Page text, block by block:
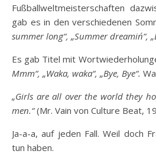
Fußballweltmeisterschaften
gab es in den verschiedenen
summer long“, „Summer dreamin´“,
Es gab Titel mit
Mmm“, „Waka, waka“, „Bye, Bye“.
„Girls are all over the world they
men.“(Mr. Vain von Culture Beat,
Ja-a-a, auf jeden Fall. Weil doch
tun haben.